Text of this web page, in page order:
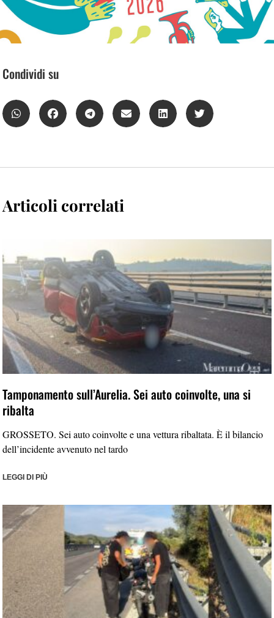
Condividi su
Articoli correlati
Tamponamento sull’Aurelia. Sei auto coinvolte, una si
ribalta
GROSSETO. Sei auto coinvolte e una vettura ribaltata. È il bilancio
dell’incidente avvenuto nel tardo
LEGGI DI PIÙ